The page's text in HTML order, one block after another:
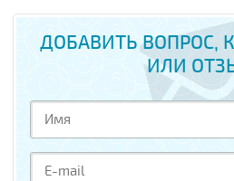
ДОБАВИТЬ ВОПРОС,
ИЛИ